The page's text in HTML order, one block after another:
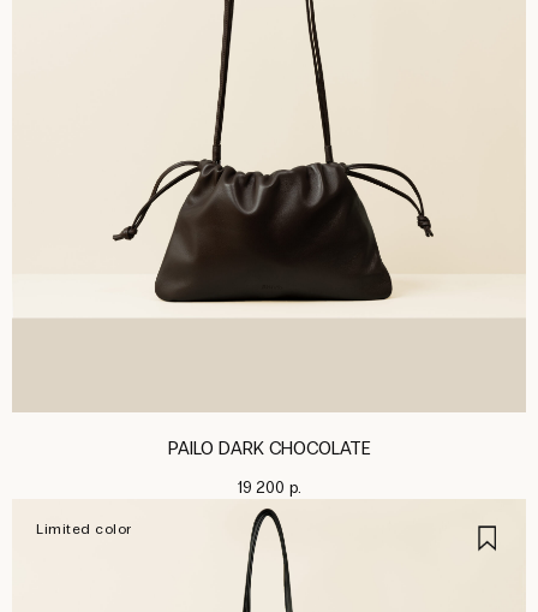
PAILO DARK CHOCOLATE
19 200 р.
Limited color